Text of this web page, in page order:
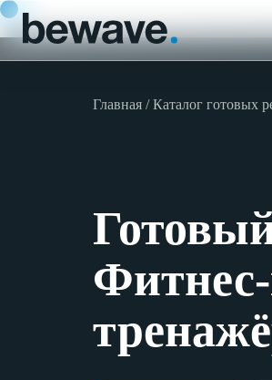
Главная Каталог готовых